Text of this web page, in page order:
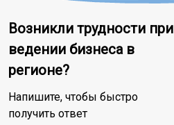
Возникли трудности при
ведении бизнеса в
регионе?
Напишите, чтобы быстро
получить ответ